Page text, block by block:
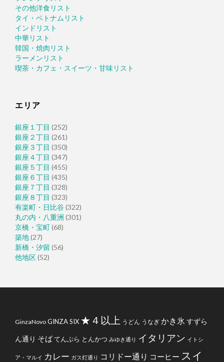
その他洋食リスト
タイ・ベトナムリスト
インドリスト
中華リスト
韓国・焼肉リスト
ラーメンリスト
喫茶・カフェ・スイーツ・甘味リスト
エリア
銀座１丁目 (252)
銀座２丁目 (261)
銀座３丁目 (350)
銀座４丁目 (347)
銀座５丁目 (455)
銀座６丁目 (435)
銀座７丁目 (328)
銀座８丁目 (323)
有楽町・日比谷(322)
丸の内・八重洲 (301)
京橋・宝町(68)
築地(27)
新橋・汐留 (56)
他地区(52)
GinzaNovo GINZA SIX ★４以上 うどん うなぎ かき氷 すずら
ん通り そばてんぷら とんかつ みゆき通り イタリアン イトシ
ア・マルイ カレー ガス灯通り コリドー通り コーヒー スイ